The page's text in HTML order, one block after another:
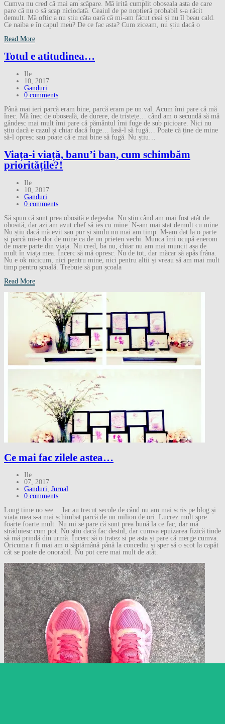
Cumva nu cred că mai am scăpare. Mă irită cumplit oboseala asta de care
pare că nu o să scap niciodată. Ceaiul de pe noptieră probabil s-a răcit
demult. Mă oftic a nu știu câta oară că mi-am făcut ceai și nu îl beau cald.
Ce naiba e în capul meu? De ce fac asta? Cum ziceam, nu știu dacă o
Read More
Totul e atitudinea…
Ile
10, 2017
Ganduri
0 comments
Până mai ieri parcă eram bine, parcă eram pe un val. Acum îmi pare că mă
înec. Mă înec de oboseală, de durere, de tristețe… când am o secundă să mă
gândesc mai mult îmi pare că pământul îmi fuge de sub picioare. Nici nu
știu dacă e cazul și chiar dacă fuge… lasă-l să fugă… Poate că ține de mine
să-l opresc sau poate că e mai bine să fugă. Nu știu…
Viața-i viață, banu’i ban, cum schimbăm
prioritățile?!
Ile
10, 2017
Ganduri
0 comments
Să spun că sunt prea obosită e degeaba. Nu știu când am mai fost atât de
obosită, dar azi am avut chef să ies cu mine. N-am mai stat demult cu mine.
Nu știu dacă mă evit sau pur și simlu nu mai am timp. M-am dat la o parte
și parcă mi-e dor de mine ca de un prieten vechi. Munca îmi ocupă enerom
de mare parte din viața. Nu cred, ba nu, chiar nu am mai muncit așa de
mult în viața mea. Încerc să mă opresc. Nu de tot, dar măcar să apăs frâna.
Nu e ok nicicum, nici pentru mine, nici pentru altii și vreau să am mai mult
timp pentru școală. Trebuie să pun școala
Read More
Ce mai fac zilele astea…
Ile
07, 2017
Ganduri, Jurnal
0 comments
Long time no see… Iar au trecut secole de când nu am mai scris pe blog și
viața mea s-a mai schimbat parcă de un milion de ori. Lucrez mult spre
foarte foarte mult. Nu mi se pare că sunt prea bună la ce fac, dar mă
străduiesc cum pot. Nu știu dacă fac destul, dar cumva epuizarea fizică tinde
să mă prindă din urmă. Încerc să o tratez si pe asta și pare că merge cumva.
Oricuma r fi mai am o săptămână până la concediu și sper să o scot la capăt
cât se poate de onorabil. Nu pot cere mai mult de atât.